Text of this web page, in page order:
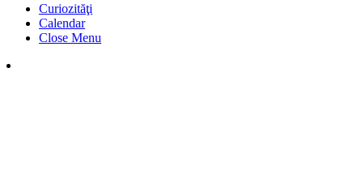
Curiozităţi
Calendar
Close Menu